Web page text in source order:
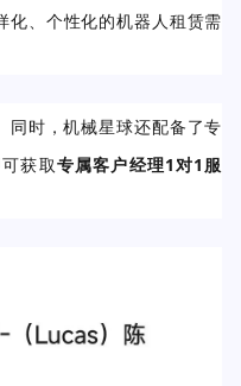
化、个性化的机器人租赁需
同时，机械星球还配备了专
获取专属客户经理1对1服